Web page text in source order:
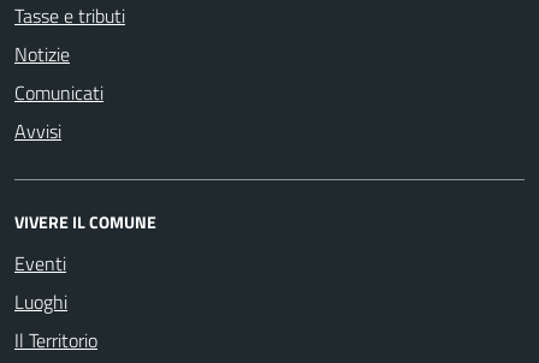
Tasse e tributi
Notizie
Comunicati
Avvisi
VIVERE IL COMUNE
Eventi
Luoghi
Il Territorio